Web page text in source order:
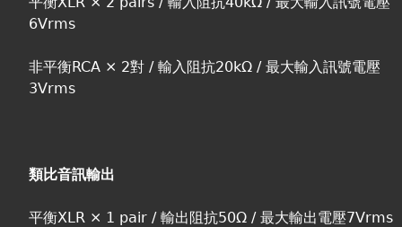
6Vrms
非平衡RCA × 2對 / 輸入阻抗20kΩ / 最大輸入訊號電壓
3Vrms
類比音訊輸出
平衡XLR × 1 pair / 輸出阻抗50Ω / 最大輸出電壓7Vrms